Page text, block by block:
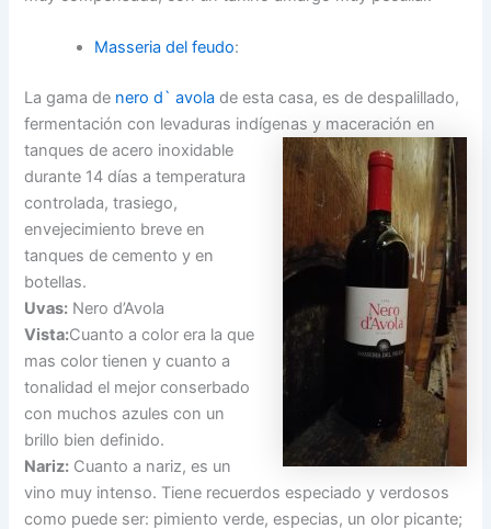
Masseria del feudo:
La gama de nero d` avola de esta casa, es de despalillado,
fermentación con levaduras indígenas y maceración en
tanques deacero inoxidable
durante 14 días a temperatura
controlada, trasiego,
envejecimiento breve en
tanques de cemento y en
botellas.
Uvas: Nero d’Avola
Vista:Cuanto a color era la que
mas color tienen y cuanto a
tonalidad el mejor conserbado
con muchos azules con un
brillo bien definido.
Nariz: Cuanto a nariz, es un
vino muy intenso. Tiene recuerdos especiado y verdosos
como puede ser: pimiento verde, especias, un olor picante;